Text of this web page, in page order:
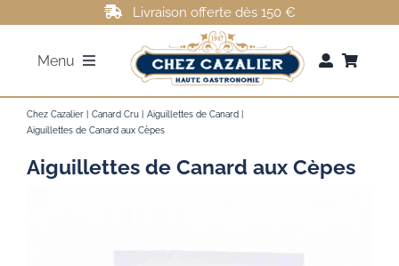
contenu
Livraison offerte dès 150 €
Menu
FOIE GRAS
ROTI DE CANARD
Chez Cazalier Canard Cru
Aiguillettes de Canard
Aiguillettes de Canard aux Cèpes
Aiguillettes de Canard aux Cèpes